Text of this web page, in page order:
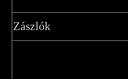
Zászlók